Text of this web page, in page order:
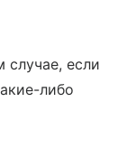
случае, если
либо